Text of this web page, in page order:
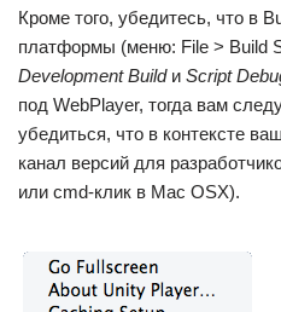
Кроме того, убедитесь, что в
платформы (меню: File > Build
Development Buildи Script
под WebPlayer, тогда вам
убедиться, что в контексте
канал версий для
или cmd-клик в Mac OSX).